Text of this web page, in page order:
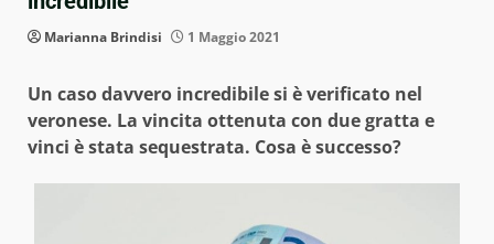
Marianna Brindisi 1 Maggio 2021
Un caso davvero incredibile si è verificato nel
veronese. La vincita ottenuta con due gratta e
vinci è stata sequestrata. Cosa è successo?